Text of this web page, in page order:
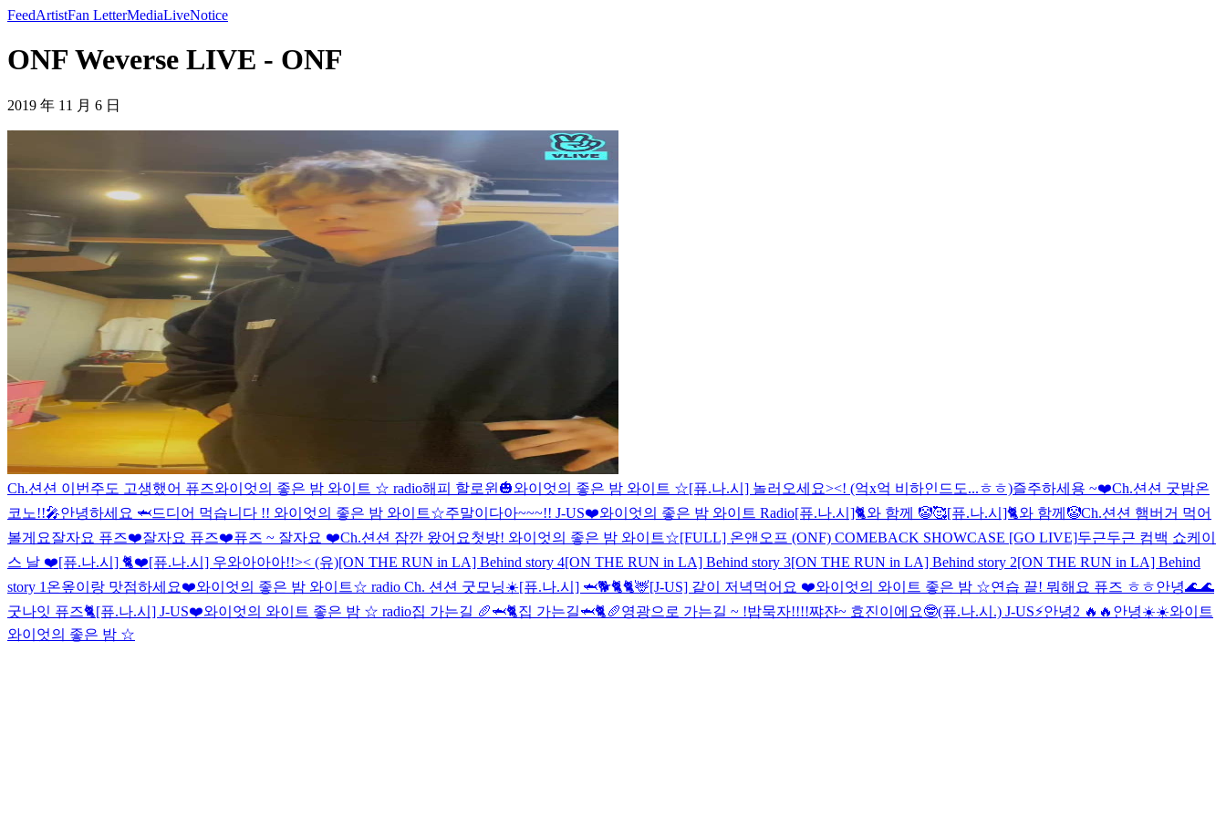
FeedArtistFan LetterMediaLiveNotice
ONF Weverse LIVE - ONF
2019 年 11 月 6 日
Ch.션션 이번주도 고생했어 퓨즈와이엇의 좋은 밤 와이트 ☆ radio해피 할로윈🎃와이엇의 좋은 밤 와이트 ☆[퓨.나.시] 놀러오세요><! (억x억 비하인드도...ㅎㅎ)즐주하세용 ~❤️Ch.션션 굿밤온
코노!!🎤안녕하세요 🦈드디어 먹습니다 !! 와이엇의 좋은 밤 와이트☆주말이다아~~~!! J-US❤️와이엇의 좋은 밤 와이트 Radio[퓨.나.시]🐈와 함께 🤡🥰[퓨.나.시]🐈와 함께🤡Ch.션션 햄버거 먹어
볼게요잘자요 퓨즈❤️잘자요 퓨즈❤️퓨즈 ~ 잘자요 ❤️Ch.션션 잠깐 왔어요첫방! 와이엇의 좋은 밤 와이트☆[FULL] 온앤오프 (ONF) COMEBACK SHOWCASE [GO LIVE]두근두근 컴백 쇼케이
스 날 ❤️[퓨.나.시] 🐈❤️[퓨.나.시] 우와아아아!!>< (유)[ON THE RUN in LA] Behind story 4[ON THE RUN in LA] Behind story 3[ON THE RUN in LA] Behind story 2[ON THE RUN in LA] Behind
story 1 온옾이랑 맛점하세요❤️와이엇의 좋은 밤 와이트☆ radio Ch. 션션 굿모닝☀️[퓨.나.시] 🦈🐕🐈🐈🦌[J-US] 같이 저녁먹어요 ❤️와이엇의 와이트 좋은 밤 ☆연습 끝! 뭐해요 퓨즈 ㅎㅎ안녕🌊🌊
굿나잇 퓨즈🐈[퓨.나.시] J-US❤️와이엇의 와이트 좋은 밤 ☆ radio집 가는길 🥖🦈🐈집 가는길🦈🐈🥖영광으로 가는길 ~ !밥묵자!!!!쨔쟌~ 효진이에요🤓(퓨.나.시.) J-US⚡️안녕2 🔥🔥 안녕☀️☀️와이트
와이엇의 좋은 밤 ☆